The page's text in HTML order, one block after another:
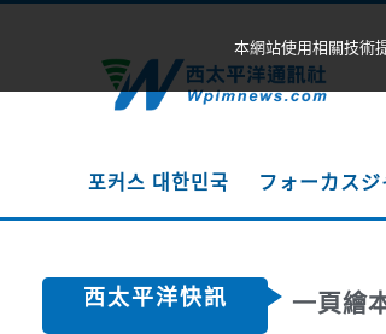
포커스 대한민국 フォーカス
西太平洋快訊 一頁繪
本網站使用相關技術